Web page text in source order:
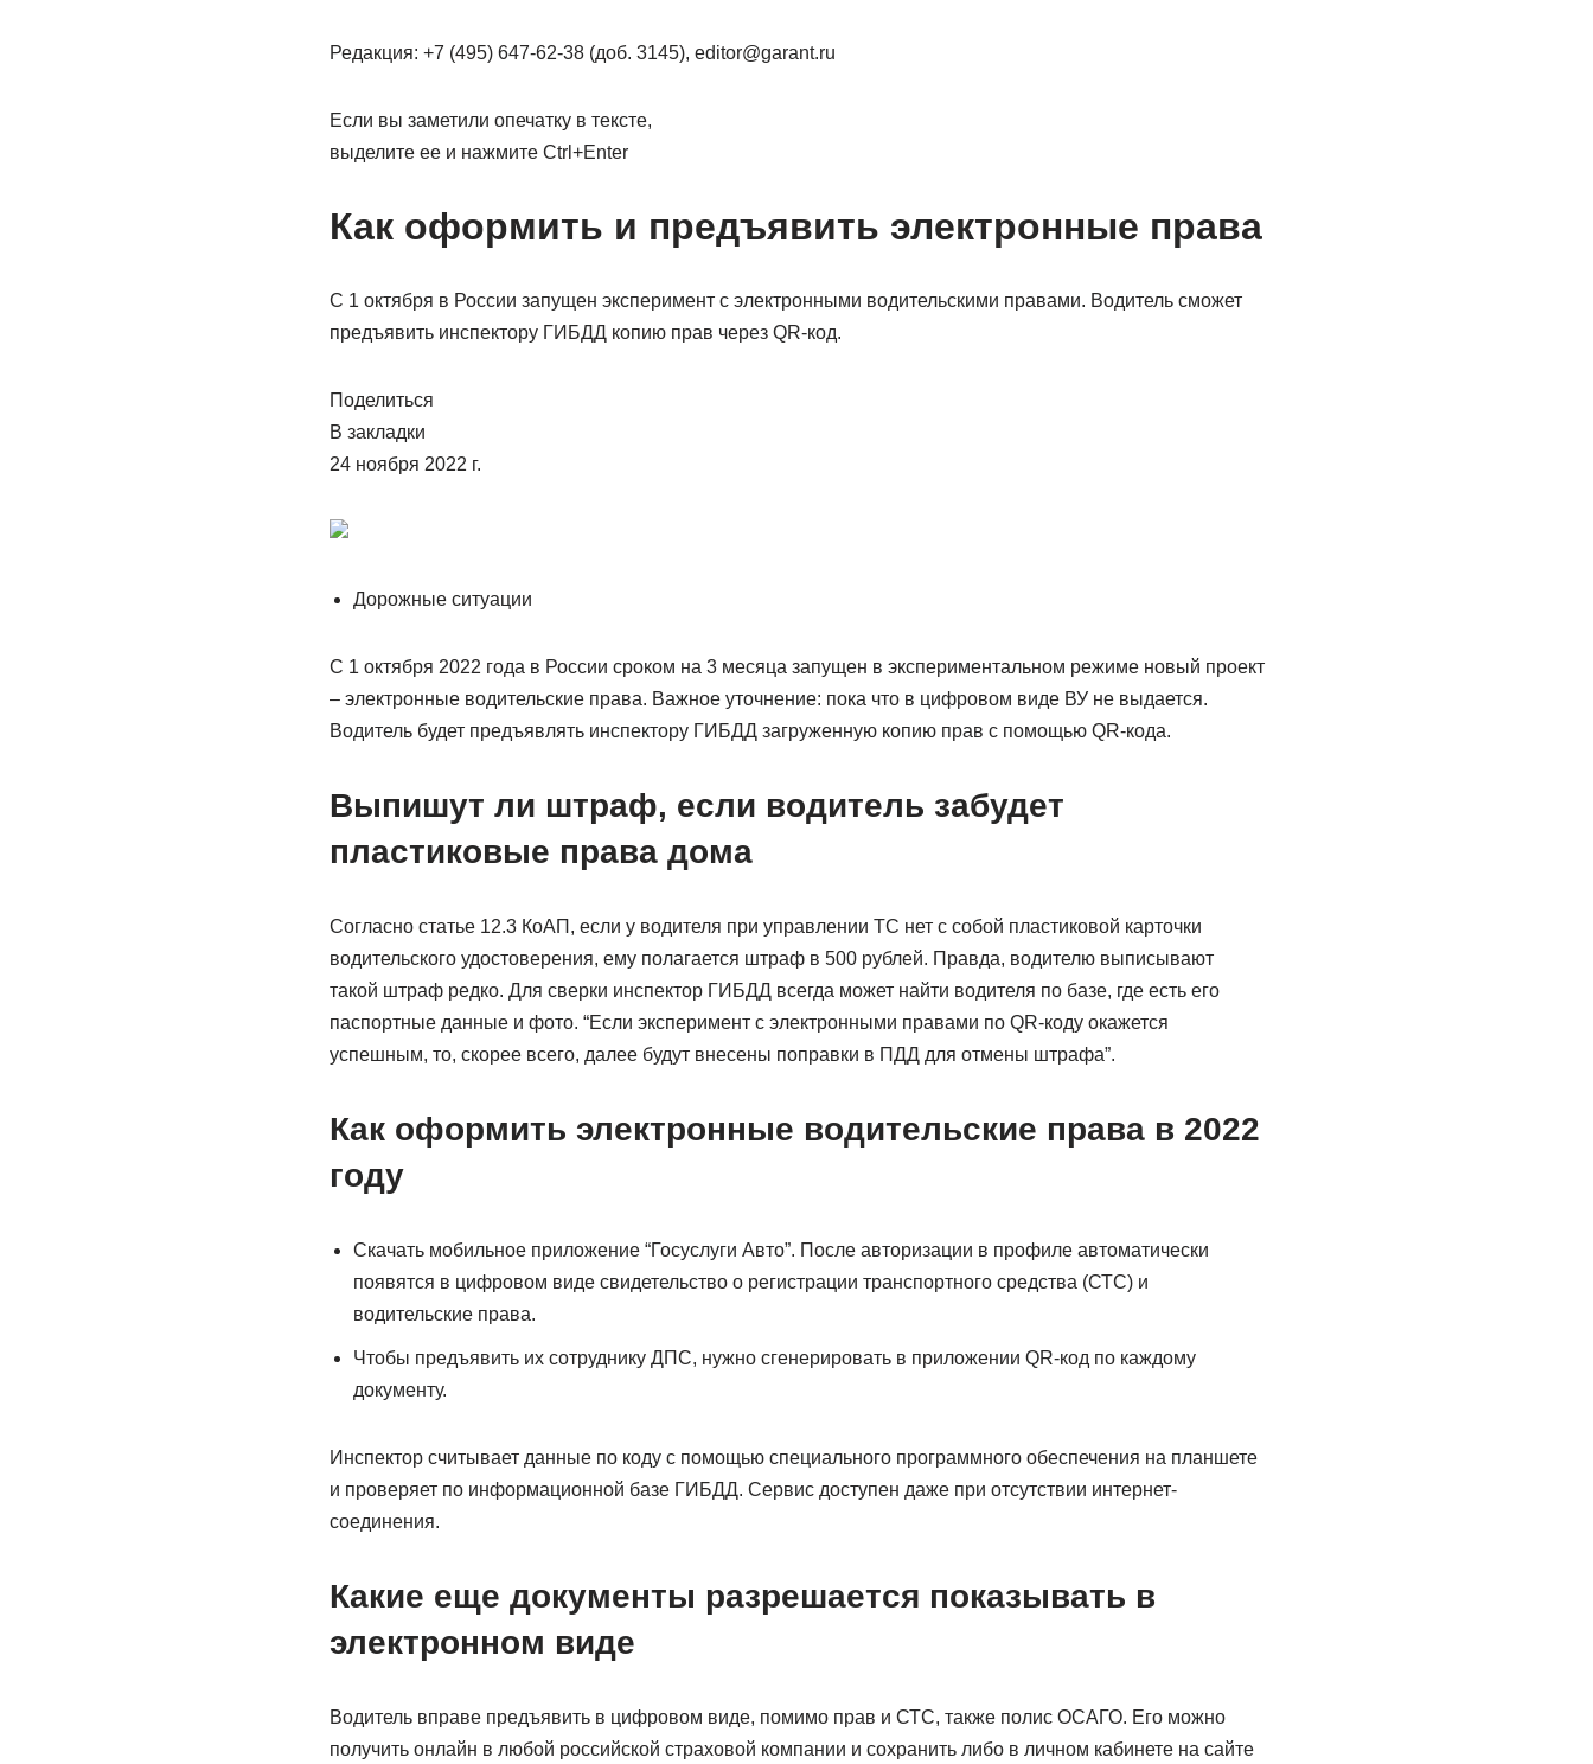
Редакция: +7 (495) 647-62-38 (доб. 3145), editor@garant.ru
Если вы заметили опечатку в тексте,
выделите ее и нажмите Ctrl+Enter
Как оформить и предъявить электронные права
С 1 октября в России запущен эксперимент с электронными водительскими правами. Водитель сможет
предъявить инспектору ГИБДД копию прав через QR-код.
Поделиться
В закладки
24 ноября 2022 г.
Дорожные ситуации
С 1 октября 2022 года в России сроком на 3 месяца запущен в экспериментальном режиме новый проект
– электронные водительские права. Важное уточнение: пока что в цифровом виде ВУ не выдается.
Водитель будет предъявлять инспектору ГИБДД загруженную копию прав с помощью QR-кода.
Выпишут ли штраф, если водитель забудет
пластиковые права дома
Согласно статье 12.3 КоАП, если у водителя при управлении ТС нет с собой пластиковой карточки
водительского удостоверения, ему полагается штраф в 500 рублей. Правда, водителю выписывают
такой штраф редко. Для сверки инспектор ГИБДД всегда может найти водителя по базе, где есть его
паспортные данные и фото. “Если эксперимент с электронными правами по QR-коду окажется
успешным, то, скорее всего, далее будут внесены поправки в ПДД для отмены штрафа”.
Как оформить электронные водительские права в 2022
году
Скачать мобильное приложение “Госуслуги Авто”. После авторизации в профиле автоматически
появятся в цифровом виде свидетельство о регистрации транспортного средства (СТС) и
водительские права.
Чтобы предъявить их сотруднику ДПС, нужно сгенерировать в приложении QR-код по каждому
документу.
Инспектор считывает данные по коду с помощью специального программного обеспечения на планшете
и проверяет по информационной базе ГИБДД. Сервис доступен даже при отсутствии интернет-
соединения.
Какие еще документы разрешается показывать в
электронном виде
Водитель вправе предъявить в цифровом виде, помимо прав и СТС, также полис ОСАГО. Его можно
получить онлайн в любой российской страховой компании и сохранить либо в личном кабинете на сайте